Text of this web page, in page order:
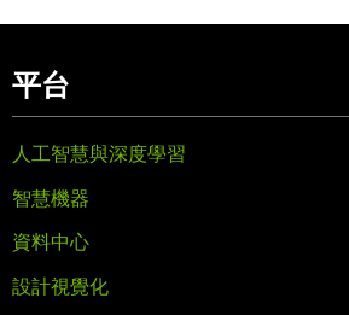
平台
人工智慧與深度學習
智慧機器
資料中心
設計視覺化